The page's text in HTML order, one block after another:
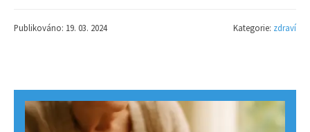
Publikováno: 19. 03. 2024 Kategorie: zdraví